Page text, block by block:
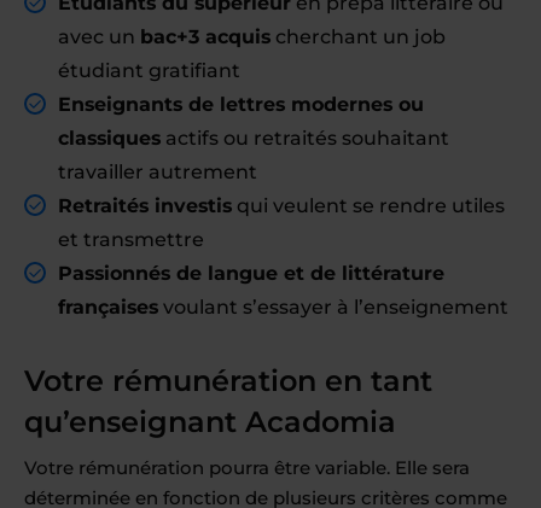
avec un bac+3 acquis cherchant un job
étudiant gratifiant
Enseignants de lettres modernes ou
classiques actifs ou retraités souhaitant
travailler autrement
Retraités investis qui veulent se rendre utiles
et transmettre
Passionnés de langue et de littérature
françaises voulant s’essayer à l’enseignement
Votre rémunération en tant
qu’enseignant Acadomia
Votre rémunération pourra être variable. Elle sera
déterminée en fonction de plusieurs critères comme